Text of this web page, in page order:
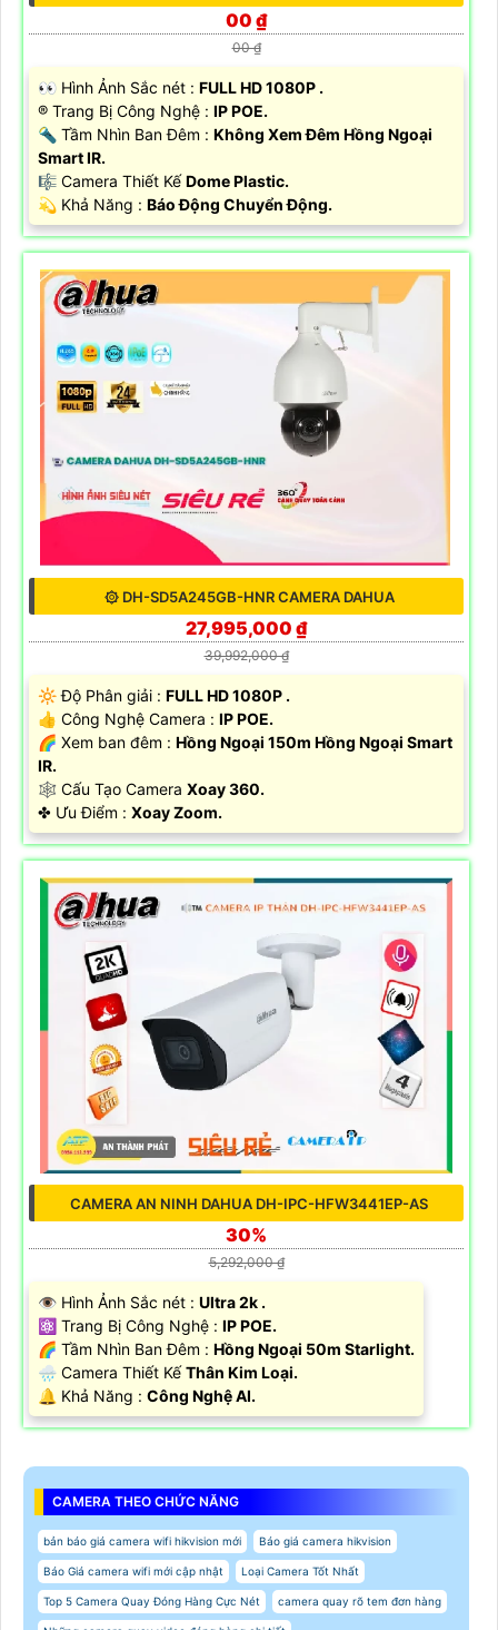
00 ₫
00 ₫
️👀 Hình Ảnh Sắc nét : FULL HD 1080P .
®️ Trang Bị Công Nghệ : IP POE.
🔦 Tầm Nhìn Ban Đêm : Không Xem Đêm Hồng Ngoại
Smart IR.
🎼️ Camera Thiết KếDome Plastic.
️💫 Khả Năng : Báo Động Chuyển Động.
۞ DH-SD5A245GB-HNR CAMERA DAHUA
27,995,000 ₫
39,992,000 ₫
🔆 Độ Phân giải : FULL HD 1080P .
👍 Công Nghệ Camera : IP POE.
🌈 Xem ban đêm : Hồng Ngoại 150m Hồng Ngoại Smart
IR.
🕸️ Cấu Tạo Camera Xoay 360.
️✤ Ưu Điểm : Xoay Zoom.
CAMERA AN NINH DAHUA DH-IPC-HFW3441EP-AS
30%
5,292,000 ₫
👁 Hình Ảnh Sắc nét : Ultra 2k .
⚛️ Trang Bị Công Nghệ : IP POE.
🌈 Tầm Nhìn Ban Đêm : Hồng Ngoại 50m Starlight.
🌧️ Camera Thiết KếThân Kim Loại.
️🔔 Khả Năng : Công Nghệ AI.
CAMERA THEO CHỨC NĂNG
bản báo giá camera wifi hikvision mới Báo giá camera hikvision
Báo Giá camera wifi mới cập nhật Loại Camera Tốt Nhất
Top 5 Camera Quay Đóng Hàng Cực Nét camera quay rõ tem đơn hàng